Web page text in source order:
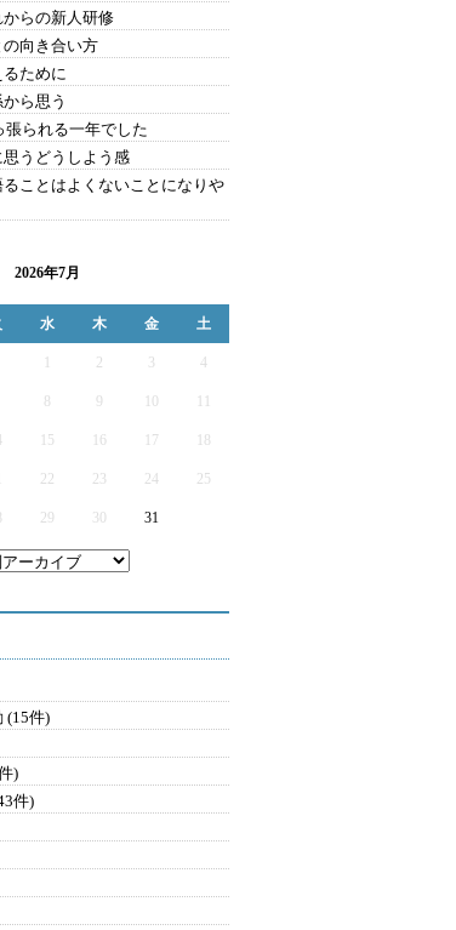
らの新人研修
向き合い方
ために
ら思う
られる一年でした
うどうしよう感
ことはよくないことになりや
2026年7月
水 木 金 土
2 3 4
9
15 16 17
22 23 24 25
29 30 31
(15件)
)
件)